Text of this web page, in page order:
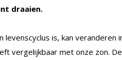
draaien.
levenscyclus is, kan
vergelijkbaar met onze zon.